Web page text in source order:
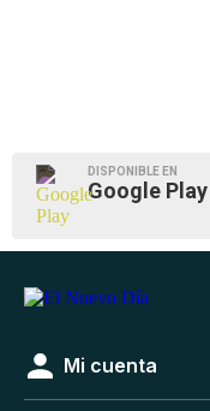
DISPONIBLE EN
Google Play
Mi cuenta